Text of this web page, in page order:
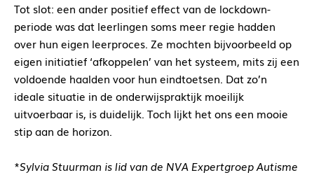
Tot slot: een ander positief effect van de lockdown-
periode was dat leerlingen soms meer regie hadden
over hun eigen leerproces. Ze mochten bijvoorbeeld op
eigen initiatief ‘afkoppelen’ van het systeem, mits zij een
voldoende haalden voor hun eindtoetsen. Dat zo’n
ideale situatie in de onderwijspraktijk moeilijk
uitvoerbaar is, is duidelijk. Toch lijkt het ons een mooie
stip aan de horizon.
*Sylvia Stuurman is lid van de NVA Expertgroep Autisme